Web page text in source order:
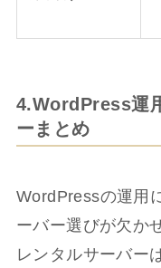
4.WordPress運
ーまとめ
WordPressの運用
ーバー選びが欠か
レンタルサーバー